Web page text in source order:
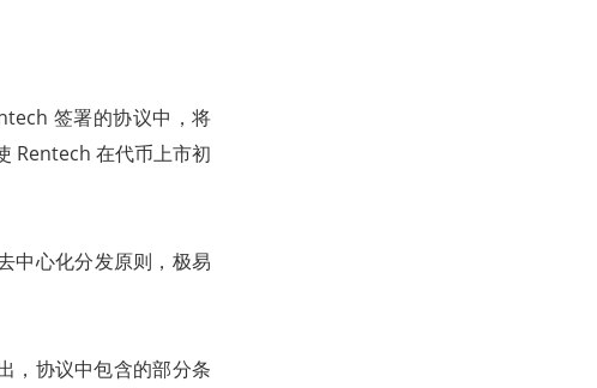
签署的协议中，将
Rentech 在代币上市初
中心化分发原则，极易
，协议中包含的部分条